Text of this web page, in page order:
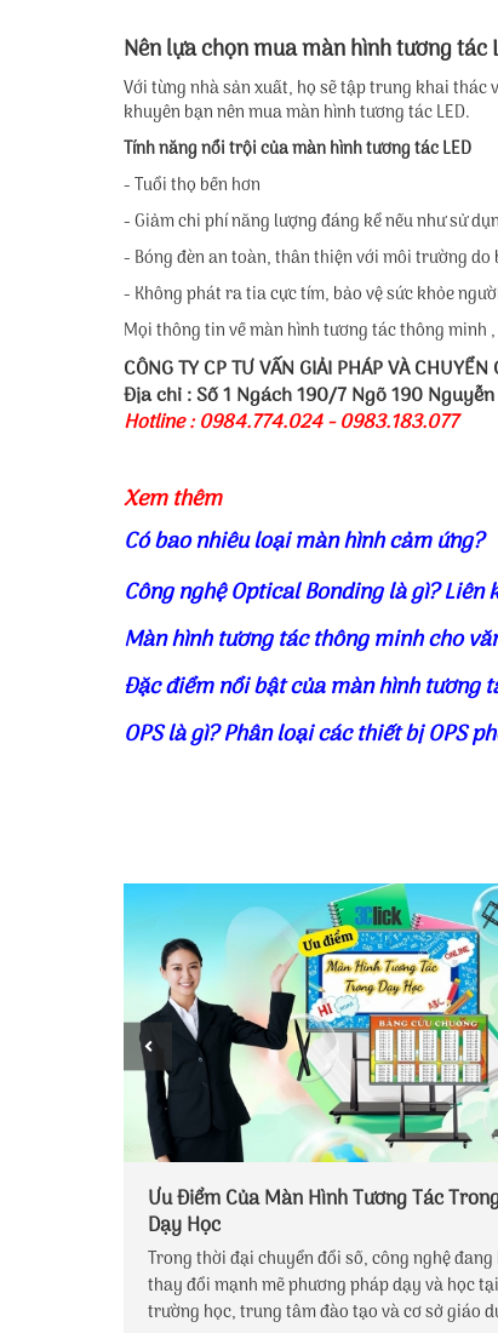
Nên lựa chọn mua màn hình tương tác
Với từng nhà sản xuất, họ sẽ tập trung khai thác
khuyên bạn nên mua màn hình tương tác LED.
Tính năng nổi trội của màn hình tương tác LED
- Tuổi thọ bền hơn
- Giảm chi phí năng lượng đáng kể nếu như sử
- Bóng đèn an toàn, thân thiện với môi trường
- Không phát ra tia cực tím, bảo vệ sức khỏe
Mọi thông tin về màn hình tương tác thông minh
CÔNG TY CP TƯ VẤN GIẢI PHÁP VÀ CHUYỂN
Địa chỉ : Số 1 Ngách 190/7 Ngõ 190
Hotline : 0984.774.024 - 0983.183.077
Xem thêm
Có bao nhiêu loại màn hình cảm ứng?
Công nghệ Optical Bonding là gì? Liên
Màn hình tương tác thông minh cho
Đặc điểm nổi bật của màn hình tương
OPS là gì? Phân loại các thiết bị OPS
Ưu Điểm Của Màn Hình Tương Tác
Dạy Học
Trong thời đại chuyển đổi số, công nghệ
thay đổi mạnh mẽ phương pháp dạy và học
trường học, trung tâm đào tạo và cơ sở giáo